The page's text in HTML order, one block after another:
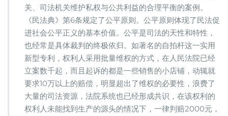
关、司法机关维护私权与公共利益的合理平衡的案例。
《民法典》第6条规定了公平原则。公平原则体现了民法促
进社会公平正义的基本价值。公平是司法的天性和特性，
也经常是具体裁判的终极依归。如著名的自拍杆这一实用
新型专利，权利人采用批量维权的方式，在人民法院已经
立案数千起，而且起诉的都是一些销售的小店铺，动辄就
要求10万以上的赔偿，明显超出了维权的必要性，浪费了
大量的司法资源，法院系统也已经形成共识，在该权利的
权利人未能找到生产的源头的情况下，一律判赔2000元，